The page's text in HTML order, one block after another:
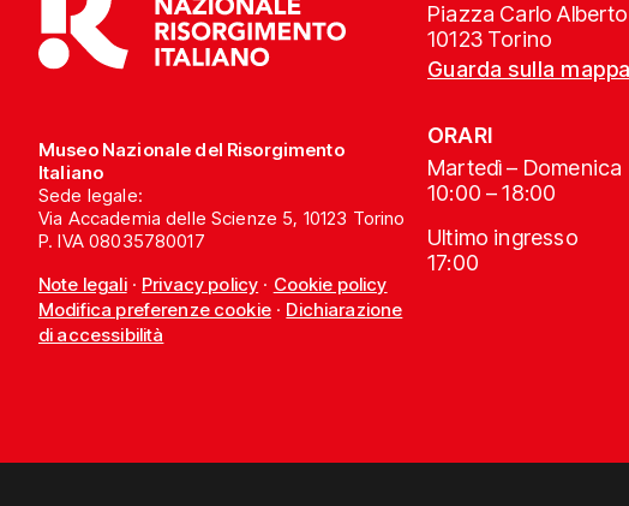
Museo Nazionale del Risorgimento
Italiano
Sede legale:
Via Accademia delle Scienze 5, 10123 Torino
P. IVA 08035780017
Note legali· Privacy policy · Cookie policy
Modifica preferenze cookie· Dichiarazione
di accessibilità
Piazza Carlo
10123 Torino
Guarda sulla mappa
ORARI
Martedì – Domenica
10:00 – 18:00
Ultimo ingresso
17:00